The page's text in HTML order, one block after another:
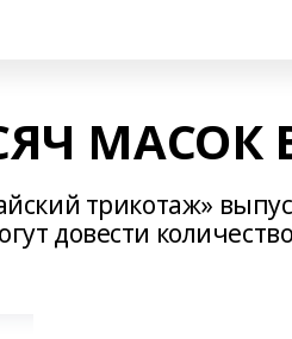
МАСОК
трикотаж»
довести